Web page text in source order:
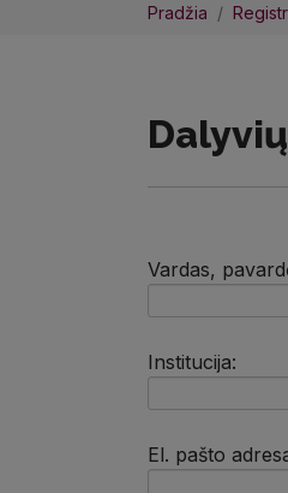
Pradžia
Vardas,
Institucija:
El. pašto